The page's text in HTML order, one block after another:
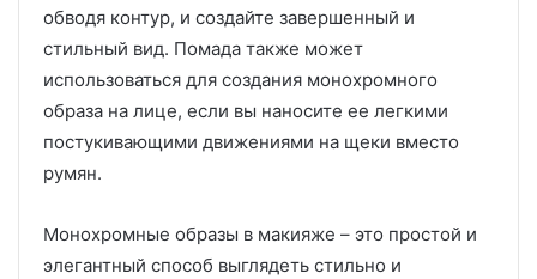
обводя контур, и создайте завершенный и
стильный вид. Помада также может
использоваться для создания монохромного
образа на лице, если вы наносите ее легкими
постукивающими движениями на щеки вместо
румян.
Монохромные образы в макияже – это простой и
элегантный способ выглядеть стильно и